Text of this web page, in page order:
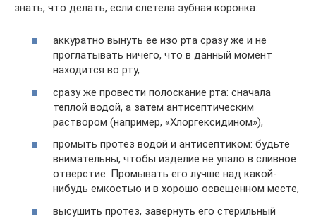
знать, что делать, если слетела зубная коронка:
аккуратно вынуть ее изо рта сразу же и не
проглатывать ничего, что в данный момент
находится во рту,
сразу же провести полоскание рта: сначала
теплой водой, а затем антисептическим
раствором (например, «Хлоргексидином»),
промыть протез водой и антисептиком: будьте
внимательны, чтобы изделие не упало в сливное
отверстие. Промывать его лучше над какой-
нибудь емкостью и в хорошо освещенном месте,
высушить протез, завернуть его стерильный